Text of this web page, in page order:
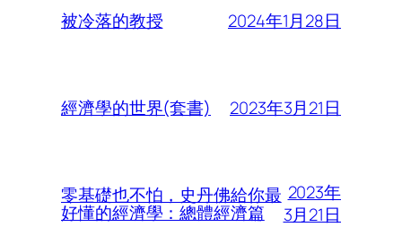
被冷落的教授 2024年1月28日
經濟學的世界(套書) 2023年3月21日
零基礎也不怕，史丹佛給你最
好懂的經濟學：總體經濟篇
2023年
3月21日